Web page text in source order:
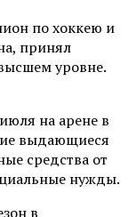
по хоккею и
принял
уровне.
на арене в
выдающиеся
средства от
нужды.
в